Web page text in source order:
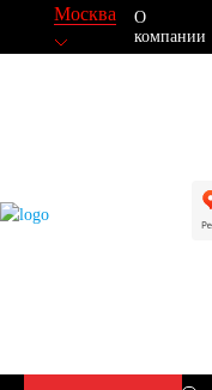
Москва
О
компании